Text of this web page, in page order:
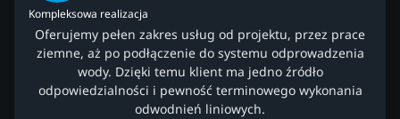
Kompleksowa realizacja
Oferujemy pełen zakres usług od projektu, przez prace
ziemne, aż po podłączenie do systemu odprowadzenia
wody. Dzięki temu klient ma jedno źródło
odpowiedzialności i pewność terminowego wykonania
odwodnień liniowych.